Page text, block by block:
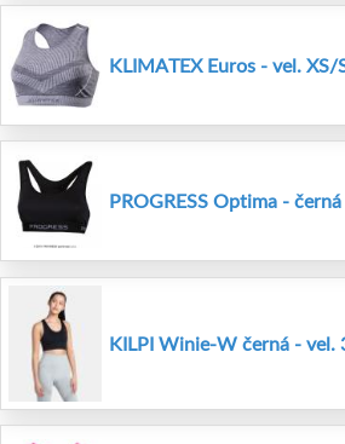
KLIMATEX Euros - vel. XS/
PROGRESS Optima -
KILPI Winie-W černá - vel.